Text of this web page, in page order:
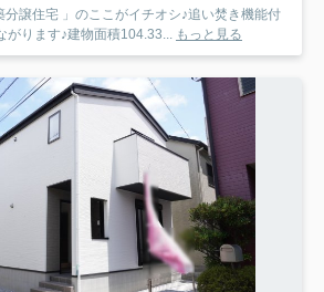
分譲住宅 」のここがイチオシ♪追い焚き機能付
がります♪建物面積104.33...
もっと見る